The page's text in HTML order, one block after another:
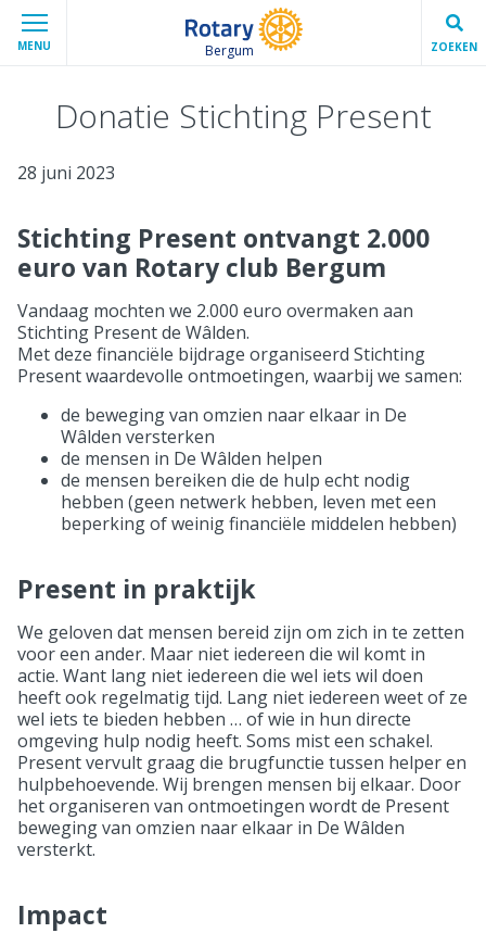
MENU Bergum ZOEKEN
Donatie Stichting Present
28 juni 2023
Stichting Present ontvangt 2.000
euro van Rotary club Bergum
Vandaag mochten we 2.000 euro overmaken aan
Stichting Present de Wâlden.
Met deze financiële bijdrage organiseerd Stichting
Present waardevolle ontmoetingen, waarbij we samen:
de beweging van omzien naar elkaar in De
Wâlden versterken
de mensen in De Wâlden helpen
de mensen bereiken die de hulp echt nodig
hebben (geen netwerk hebben, leven met een
beperking of weinig financiële middelen hebben)
Present in praktijk
We geloven dat mensen bereid zijn om zich in te zetten
voor een ander. Maar niet iedereen die wil komt in
actie. Want lang niet iedereen die wel iets wil doen
heeft ook regelmatig tijd. Lang niet iedereen weet of ze
wel iets te bieden hebben … of wie in hun directe
omgeving hulp nodig heeft. Soms mist een schakel.
Present vervult graag die brugfunctie tussen helper en
hulpbehoevende. Wij brengen mensen bij elkaar. Door
het organiseren van ontmoetingen wordt de Present
beweging van omzien naar elkaar in De Wâlden
versterkt.
Impact